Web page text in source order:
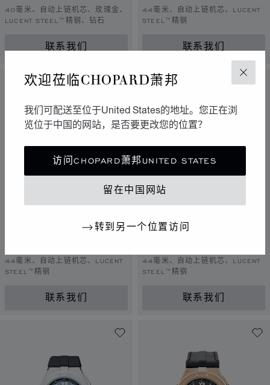
关闭
欢迎莅临CHOPARD萧邦
我们可配送至位于United States的地址。您正在浏
览位于中国的网站，是否要更改您的位置？
访问CHOPARD萧邦UNITED STATES
留在中国网站
转到另一个位置访问
40毫米、自动上链机芯、玫瑰金、
LUCENT STEEL™精钢、钻石
联系我们
44毫米、自动上链机芯、LUCENT
STEEL™精钢
联系我们
转到幻灯片 1转到幻灯片 2
转到幻灯片 3
ALPINE EAGLE XL
44毫米、自动上链机芯、LUCENT
STEEL™精钢
联系我们
转到幻灯片 1
ALPINE EAGLE XL
44毫米、自动上链机芯、LUCENT
STEEL™精钢
联系我们